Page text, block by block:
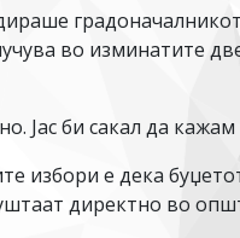
во изминатите
Јас би сакал да
избори е дека
директно во